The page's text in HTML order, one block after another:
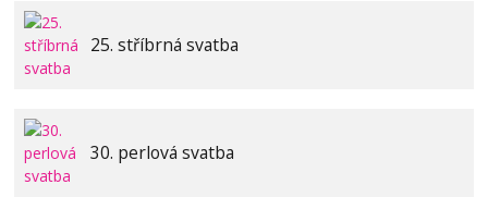
25. stříbrná svatba
30. perlová svatba